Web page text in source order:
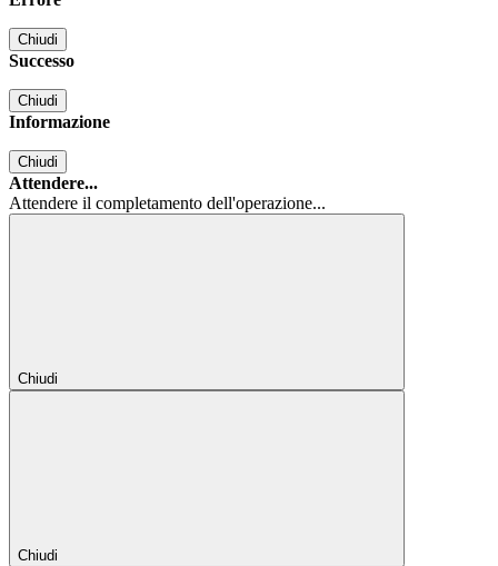
Chiudi
Successo
Chiudi
Informazione
Chiudi
Attendere...
Attendere il completamento dell'operazione...
Chiudi
Chiudi